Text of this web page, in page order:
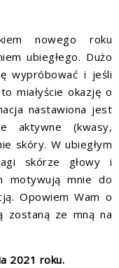
nowego roku
ubiegłego. Dużo
wypróbować i jeśli
miałyście okazję o
nastawiona jest
aktywne (kwasy,
skóry. W ubiegłym
skórze głowy i
motywują mnie do
Opowiem Wam o
zostaną ze mną na
2021 roku.